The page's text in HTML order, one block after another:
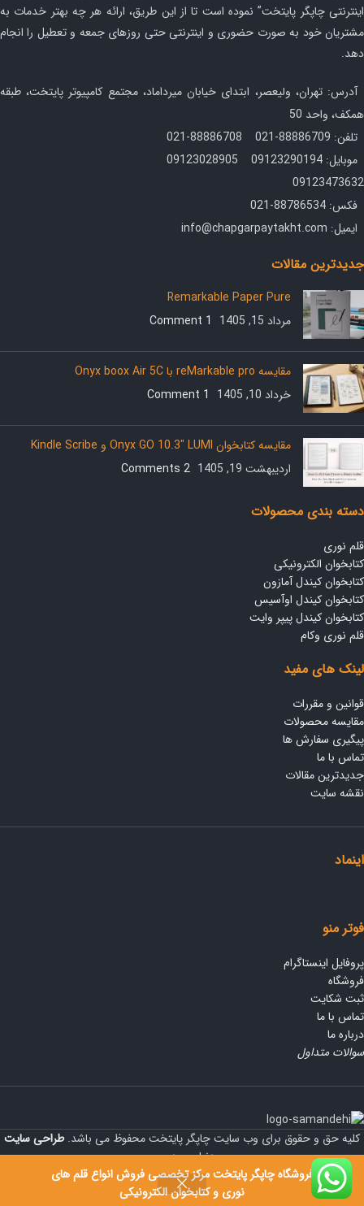
فروشگاه چاپگر پایتخت مرکز تخصصی فروش انواع قلم های
نوری و کتابخوان الکترونیکی
اینترنتی چاپگر پایتخت” نموده است تا از این طریق، ارائه هر چه بهتر خدمات به
مشتریان خود به صورت حضوری و اینترنتی حتی روزهای جمعه و تعطیل را انجام
دهد.
آدرس: تهران، ولیعصر، ابتدای خیابان میرداماد، مجتمع کامپیوتر پایتخت، طبقه
همکف، واحد 50
تلفن: 88886709-021 88886708-021
موبایل: 09123290194 09123028905
09123473632
فکس: 88786534-021
ایمیل: info@chapgarpaytakht.com
جدیدترین مقالات
Remarkable Paper Pure
مرداد 15, 1405
1 Comment
مقایسه reMarkable pro با Onyx boox Air 5C
خرداد 10, 1405
1 Comment
مقایسه کتابخوان Onyx GO 10.3″ LUMI و Kindle Scribe
اردیبهشت 19, 1405
2 Comments
دسته بندی محصولات
قلم نوری
کتابخوان الکترونیکی
کتابخوان کیندل آمازون
کتابخوان کیندل اوآسیس
کتابخوان کیندل پیپر وایت
قلم نوری وکام
لینک های مفید
قوانین و مقررات
مقایسه محصولات
پیگیری سفارش ها
تماس با ما
جدیدترین مقالات
نقشه سایت
اینماد
فوتر منو
پروفایل اینستاگرام
فروشگاه
ثبت شکایت
تماس با ما
درباره ما
سوالات متداول
کلیه حق و حقوق برای وب سایت چاپگر پایتخت محفوظ می باشد.طراحی سایت
دنیای وردپرس